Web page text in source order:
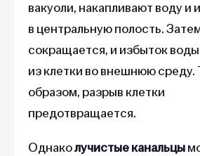
вакуоли, накапливают воду и
в центральную полость.
сокращается, и избыток воды
из клетки во внешнюю среду.
образом, разрыв клетки
предотвращается.
Однаколучистые канальцы